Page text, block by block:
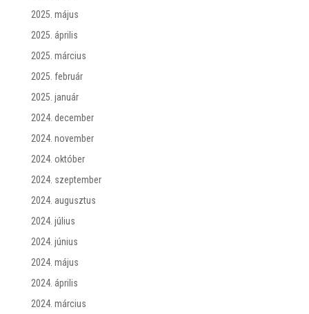
2025. május
2025. április
2025. március
2025. február
2025. január
2024. december
2024. november
2024. október
2024. szeptember
2024. augusztus
2024. július
2024. június
2024. május
2024. április
2024. március